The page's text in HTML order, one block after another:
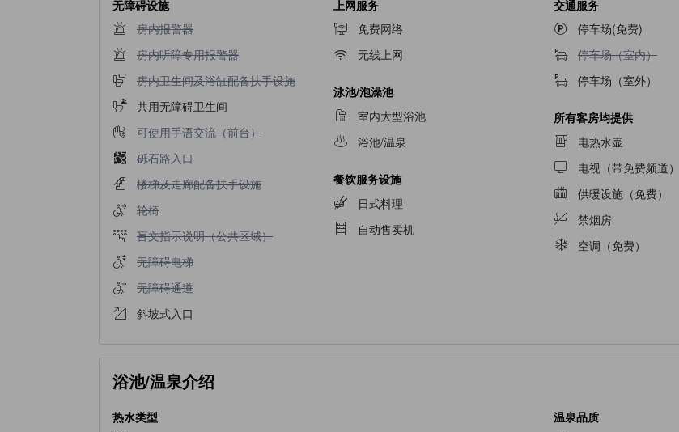
无障碍设施
不提供房内报警器
房内报警器
不提供房内听障专用报警器
房内听障专用报警器
不提供房内卫生间及浴缸配备扶手设施
房内卫生间及浴缸配备扶手设施
共用无障碍卫生间
不提供可使用手语交流（前台）
可使用手语交流（前台）
不提供砾石路入口
砾石路入口
不提供楼梯及走廊配备扶手设施
楼梯及走廊配备扶手设施
不提供轮椅
轮椅
不提供盲文指示说明（公共区域）
盲文指示说明（公共区域）
不提供无障碍电梯
无障碍电梯
不提供无障碍通道
无障碍通道
斜坡式入口
上网服务
免费网络
无线上网
泳池/泡澡池
室内大型浴池
浴池/温泉
餐饮服务设施
日式料理
自动售卖机
交通服务
停车场(免费)
不提供停车场（室内）
停车场（室内）
停车场（室外）
所有客房均提供
电热水壶
电视（带免费频道）
供暖设施（免费）
禁烟房
空调（免费）
浴池/温泉介绍
热水类型
温泉品质